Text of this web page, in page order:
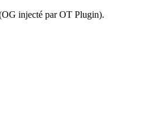
injecté par OT Plugin).